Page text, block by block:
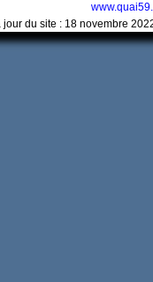
jour du site : 18 novembre